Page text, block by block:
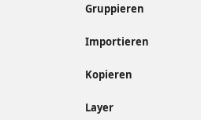
Gruppieren
Importieren
Kopieren
Layer